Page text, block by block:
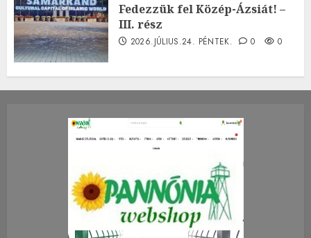
Fedezzük fel Közép-Ázsiát! –
III. rész
2026.JÚLIUS.24. PÉNTEK. 0 0